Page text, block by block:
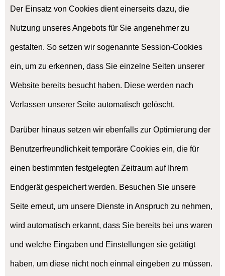
Der Einsatz von Cookies dient einerseits dazu, die
Nutzung unseres Angebots für Sie angenehmer zu
gestalten. So setzen wir sogenannte Session-Cookies
ein, um zu erkennen, dass Sie einzelne Seiten unserer
Website bereits besucht haben. Diese werden nach
Verlassen unserer Seite automatisch gelöscht.
Darüber hinaus setzen wir ebenfalls zur Optimierung der
Benutzerfreundlichkeit temporäre Cookies ein, die für
einen bestimmten festgelegten Zeitraum auf Ihrem
Endgerät gespeichert werden. Besuchen Sie unsere
Seite erneut, um unsere Dienste in Anspruch zu nehmen,
wird automatisch erkannt, dass Sie bereits bei uns waren
und welche Eingaben und Einstellungen sie getätigt
haben, um diese nicht noch einmal eingeben zu müssen.